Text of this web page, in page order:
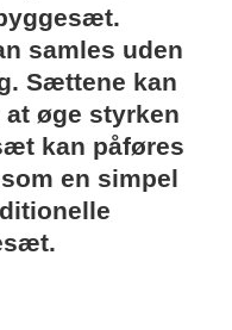
samles uden
Sættene kan
øge styrken
kan påføres
en simpel